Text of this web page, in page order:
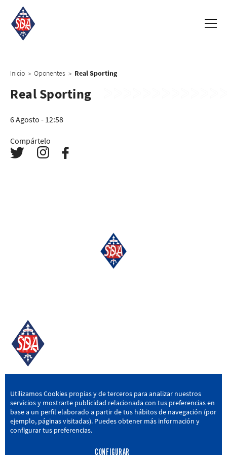
Inicio > Oponentes > Real Sporting
Real Sporting
6 Agosto - 12:58
Compártelo
SD AMOREBIETA
San Miguel Kalea, 16, 48340 Amorebieta, Bizkaia
946 604 751 | sda@sdamorebieta.eus
Utilizamos Cookies propias y de terceros para analizar nuestros
servicios y mostrarte publicidad relacionada con tus preferencias en
base a un perfil elaborado a partir de tus hábitos de navegación (por
ejemplo, páginas visitadas). Puedes obtener más información y
configurar tus preferencias.
CONFIGURAR